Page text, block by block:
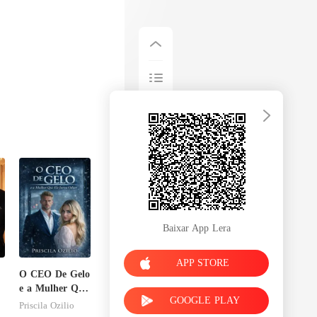
O CEO De Gelo
e a Mulher Que
Ele Jurou
Priscila Ozilio
Baixar App Lera
APP STORE
GOOGLE PLAY